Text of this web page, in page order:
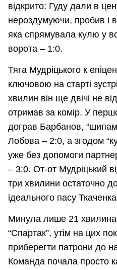
відкрито: Гуду дали в
нероздумуючи, пробив і
яка спрямувала кулю у
ворота – 1:0.
Тяга Мудріцького к
ключовою на старті
хвилин він ще двічі не
отримав за комір. У
дограв Барбанов,
Лобова – 2:0, а згодом
уже без допомоги
– 3:0. От-от Мудріцький
три хвилини остаточно
ідеального пасу
Минула лише 21
“Спартак”, утім на цих
приберегти патрони до
Команда почала просто